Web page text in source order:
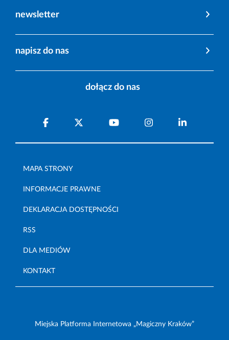
newsletter
napisz do nas
dołącz do nas
MAPA STRONY
INFORMACJE PRAWNE
DEKLARACJA DOSTĘPNOŚCI
RSS
DLA MEDIÓW
KONTAKT
Miejska Platforma Internetowa „Magiczny Kraków”